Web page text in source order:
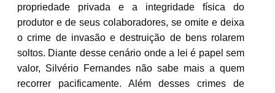
propriedade privada e a integridade física do
produtor e de seus colaboradores, se omite e deixa
o crime de invasão e destruição de bens rolarem
soltos. Diante desse cenário onde a lei é papel sem
valor, Silvério Fernandes não sabe mais a quem
recorrer pacificamente. Além desses crimes de